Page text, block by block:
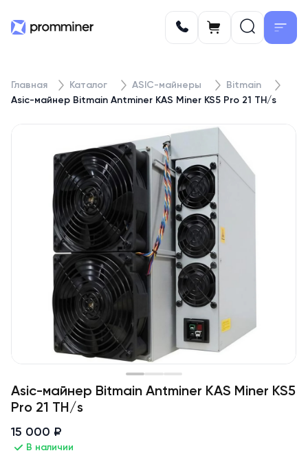
Главная Каталог ASIC-майнеры
Bitmain
Asic-майнер Bitmain Antminer KAS Miner KS5 Pro 21 TH/s
Asic-майнер Bitmain Antminer KAS Miner KS5
Pro 21 TH/s
15 000 ₽
В наличии